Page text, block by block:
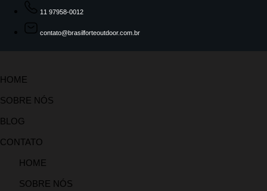
11 97958-0012
contato@brasilforteoutdoor.com.br
HOME
SOBRE NÓS
BLOG
CONTATO
HOME
SOBRE NÓS